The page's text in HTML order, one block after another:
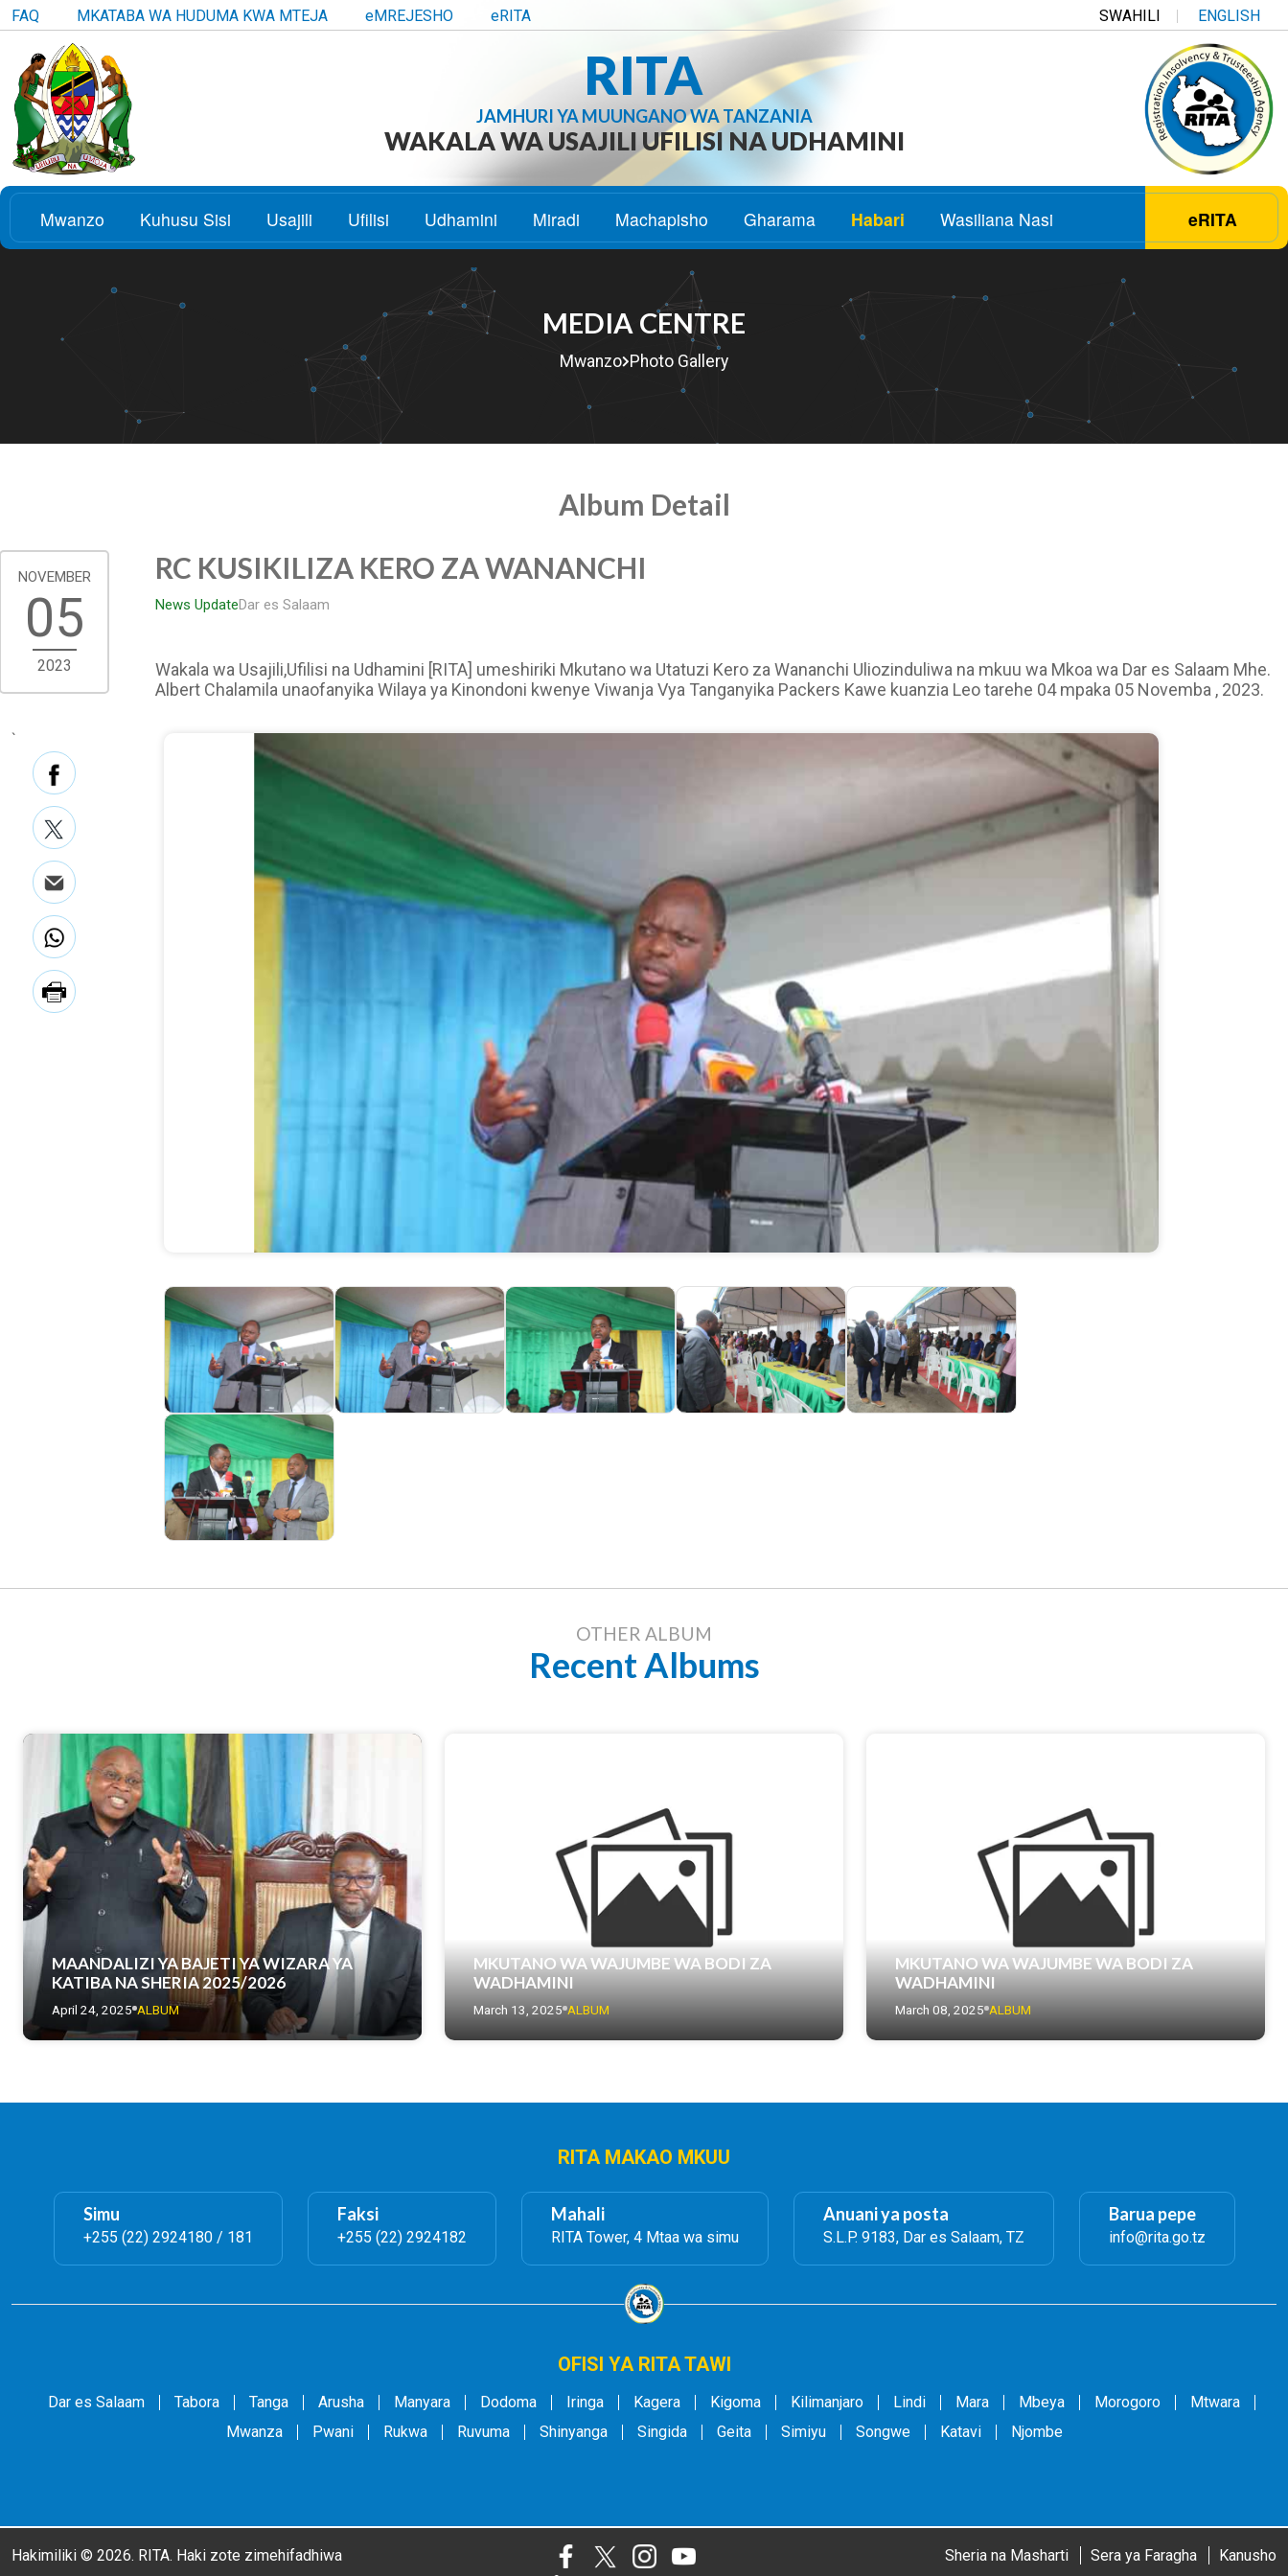
FAQ MKATABA WA HUDUMA KWA MTEJA eMREJESHO eRITA SWAHILI ENGLISH
RITA
JAMHURI YA MUUNGANO WA TANZANIA
WAKALA WA USAJILI UFILISI NA UDHAMINI
Mwanzo Kuhusu Sisi Usajili Ufilisi Udhamini Miradi Machapisho Gharama Habari Wasiliana Nasi eRITA
MEDIA CENTRE
Mwanzo Photo Gallery
Album Detail
NOVEMBER
05
2023
RC KUSIKILIZA KERO ZA WANANCHI
News UpdateDar es Salaam
`
Wakala wa Usajili,Ufilisi na Udhamini [RITA] umeshiriki Mkutano wa Utatuzi Kero za Wananchi Uliozinduliwa na mkuu wa Mkoa wa Dar es Salaam Mhe.
Albert Chalamila unaofanyika Wilaya ya Kinondoni kwenye Viwanja Vya Tanganyika Packers Kawe kuanzia Leo tarehe 04 mpaka 05 Novemba , 2023.
OTHER ALBUM
Recent Albums
MAANDALIZI YA BAJETI YA WIZARA YA
KATIBA NA SHERIA 2025/2026
April 24, 2025 ALBUM
MKUTANO WA WAJUMBE WA BODI ZA
WADHAMINI
March 13, 2025 ALBUM
MKUTANO WA WAJUMBE WA BODI ZA
WADHAMINI
March 08, 2025 ALBUM
RITA MAKAO MKUU
Simu
+255 (22) 2924180 / 181
Faksi
+255 (22) 2924182
Mahali
RITA Tower, 4 Mtaa wa simu
Anuani ya posta
S.L.P. 9183, Dar es Salaam, TZ
Barua pepe
info@rita.go.tz
OFISI YA RITA TAWI
Dar es Salaam Tabora Tanga Arusha Manyara Dodoma Iringa Kagera Kigoma Kilimanjaro Lindi Mara Mbeya Morogoro
Mtwara
Mwanza
Pwani Rukwa Ruvuma Shinyanga Singida Geita Simiyu Songwe Katavi Njombe
Hakimiliki © 2026. RITA. Haki zote zimehifadhiwa Sheria na Masharti Sera ya Faragha Kanusho